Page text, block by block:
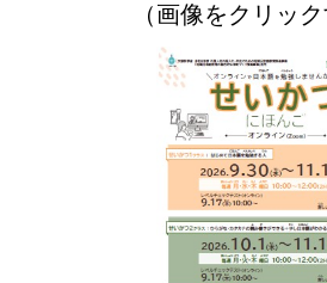
（画像をクリッ